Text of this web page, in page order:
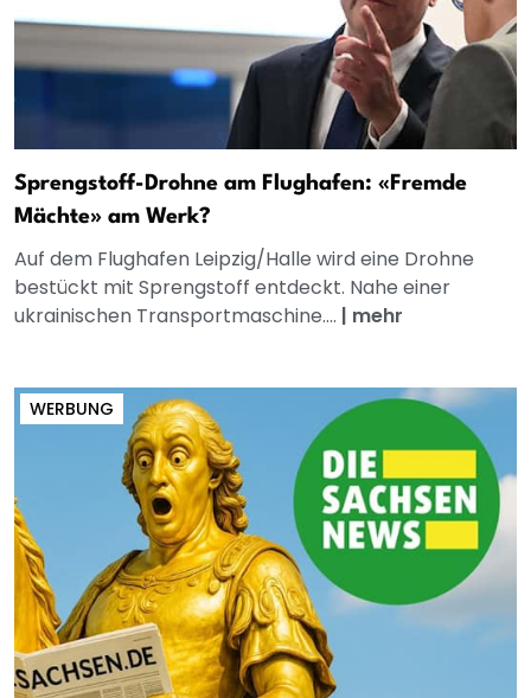
Sprengstoff-Drohne am Flughafen: «Fremde
Mächte» am Werk?
Auf dem Flughafen Leipzig/Halle wird eine Drohne
bestückt mit Sprengstoff entdeckt. Nahe einer
ukrainischen Transportmaschine.... | mehr
WERBUNG